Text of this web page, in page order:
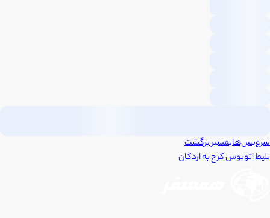
سرویس‌هایمسیر برگشت
بلیط اتوبوسکرجبهاردکان